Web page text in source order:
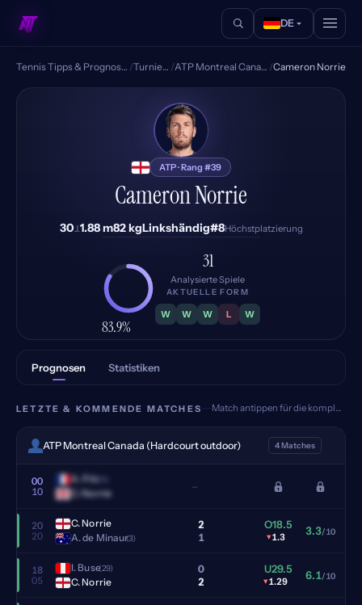
DE
Tennis Tipps & Prognosen / Turniere / ATP Montreal Canada /Cameron Norrie
CN
ATP · Rang #39
Cameron Norrie
30J.1.88 m82 kgLinkshändig#8Höchstplatzierung
83.9%
31
Analysierte Spiele
AKTUELLE FORM
W W W L W
Prognosen Statistiken
LETZTE & KOMMENDE MATCHES Match antippen für die komplette Analyse
ATP Montreal Canada (Hardcourt outdoor) 4 Matches
00
10
A. Fils(18)
C. Norrie –
20
20
C. Norrie
A. de Minaur(3)
2
1
O18.5
▾1.3 3.3/10
18
05
I. Buse(29)
C. Norrie
0
2
U29.5
▾1.29 6.1/10